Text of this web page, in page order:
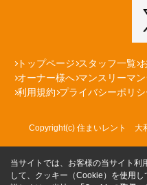
トップページ スタッフ一覧
オーナー様へ マンスリーマ
利用規約 プライバシーポリシ
Copyright(c) 住まいレント 大
当サイトでは、お客様の当サイト利
して、クッキー（Cookie）を使用し